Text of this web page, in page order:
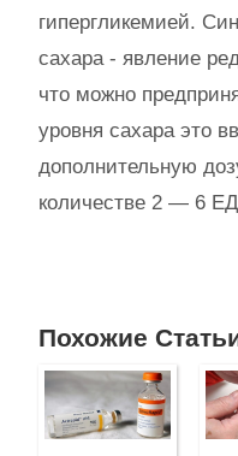
гипергликемией.
сахара - явление
что можно
уровня сахара это
дополнительную
количестве 2 — 6
Похожие